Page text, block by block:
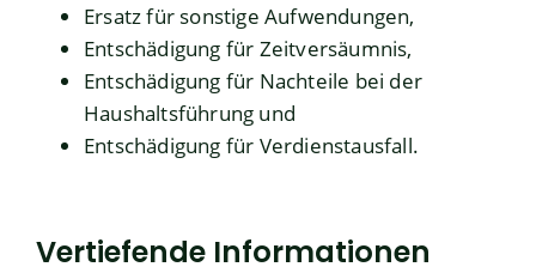
Ersatz für sonstige Aufwendungen,
Entschädigung für Zeitversäumnis,
Entschädigung für Nachteile bei der
Haushaltsführung und
Entschädigung für Verdienstausfall.
Vertiefende Informationen